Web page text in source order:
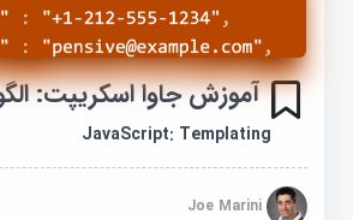
آموزش جاوا اسکریپت:
JavaScript: Templating
Joe Marini